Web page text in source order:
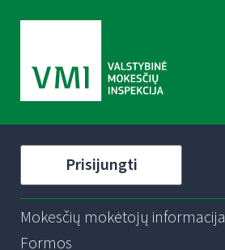
Prisijungti
Mokesčių mokėtojų informacija
Formos